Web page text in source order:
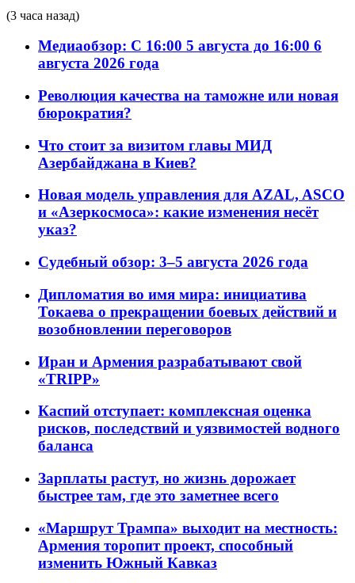
(3 часа назад)
Медиаобзор: С 16:00 5 августа до 16:00 6
августа 2026 года
Революция качества на таможне или новая
бюрократия?
Что стоит за визитом главы МИД
Азербайджана в Киев?
Новая модель управления для AZAL, ASCO
и «Азеркосмоса»: какие изменения несёт
указ?
Судебный обзор: 3–5 августа 2026 года
Дипломатия во имя мира: инициатива
Токаева о прекращении боевых действий и
возобновлении переговоров
Иран и Армения разрабатывают свой
«TRIPP»
Каспий отступает: комплексная оценка
рисков, последствий и уязвимостей водного
баланса
Зарплаты растут, но жизнь дорожает
быстрее там, где это заметнее всего
«Маршрут Трампа» выходит на местность:
Армения торопит проект, способный
изменить Южный Кавказ